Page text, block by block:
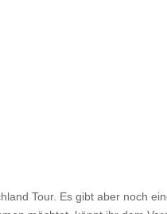
Tour. Es gibt aber noch